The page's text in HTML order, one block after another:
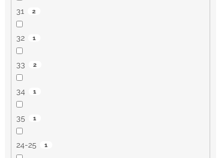
31 2
32 1
33 2
34 1
35 1
24-25 1